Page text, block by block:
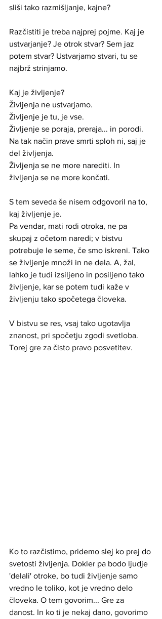
sliši tako razmišljanje, kajne?
Razčistiti je treba najprej pojme. Kaj je
ustvarjanje? Je otrok stvar? Sem jaz
potem stvar? Ustvarjamo stvari, tu se
najbrž strinjamo.
Kaj je življenje?
Življenja ne ustvarjamo.
Življenje je tu, je vse.
Življenje se poraja, preraja... in porodi.
Na tak način prave smrti sploh ni, saj je
del življenja.
Življenja se ne more narediti. In
življenja se ne more končati.
S tem seveda še nisem odgovoril na to,
kaj življenje je.
Pa vendar, mati rodi otroka, ne pa
skupaj z očetom naredi; v bistvu
potrebuje le seme, če smo iskreni. Tako
se življenje množi in ne dela. A, žal,
lahko je tudi izsiljeno in posiljeno tako
življenje, kar se potem tudi kaže v
življenju tako spočetega človeka.
V bistvu se res, vsaj tako ugotavlja
znanost, pri spočetju zgodi svetloba.
Torej gre za čisto pravo posvetitev.
Ko to razčistimo, pridemo slej ko prej do
svetosti življenja. Dokler pa bodo ljudje
'delali' otroke, bo tudi življenje samo
vredno le toliko, kot je vredno delo
človeka. O tem govorim... Gre za
danost. In ko ti je nekaj dano, govorimo